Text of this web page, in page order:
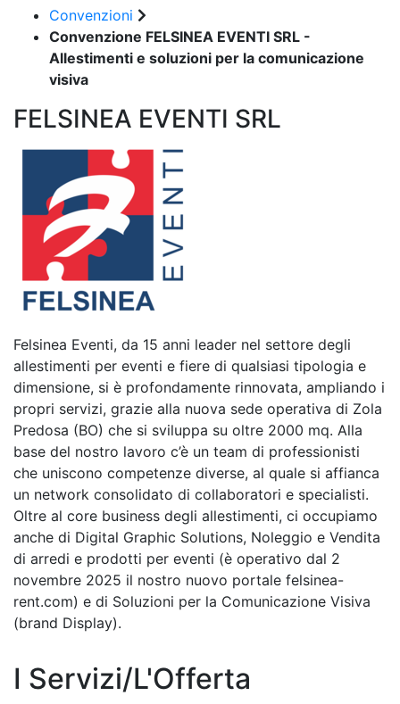
Convenzioni
Convenzione FELSINEA EVENTI SRL -
Allestimenti e soluzioni per la comunicazione
visiva
FELSINEA EVENTI SRL
Felsinea Eventi, da 15 anni leader nel settore degli
allestimenti per eventi e fiere di qualsiasi tipologia e
dimensione, si è profondamente rinnovata, ampliando i
propri servizi, grazie alla nuova sede operativa di Zola
Predosa (BO) che si sviluppa su oltre 2000 mq. Alla
base del nostro lavoro c’è un team di professionisti
che uniscono competenze diverse, al quale si affianca
un network consolidato di collaboratori e specialisti.
Oltre al core business degli allestimenti, ci occupiamo
anche di Digital Graphic Solutions, Noleggio e Vendita
di arredi e prodotti per eventi (è operativo dal 2
novembre 2025 il nostro nuovo portale felsinea-
rent.com) e di Soluzioni per la Comunicazione Visiva
(brand Display).
I Servizi/L'Offerta